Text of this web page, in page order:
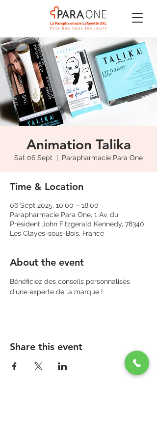
Animation Talika
Sat 06 Sept
  |
Parapharmacie Para One
Time & Location
06 Sept 2025, 10:00 – 18:00
Parapharmacie Para One, 1 Av. du
Président John Fitzgerald Kennedy, 78340
Les Clayes-sous-Bois, France
About the event
Bénéficiez des conseils personnalisés
d'une experte de la marque !
Share this event